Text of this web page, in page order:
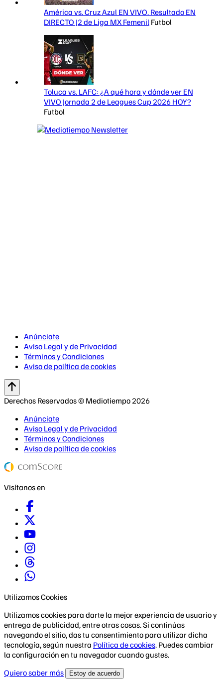
América vs. Cruz Azul EN VIVO. Resultado EN
DIRECTO J2 de Liga MX Femenil Futbol
Toluca vs. LAFC: ¿A qué hora y dónde ver EN
VIVO Jornada 2 de Leagues Cup 2026 HOY?
Futbol
Anúnciate
Aviso Legal y de Privacidad
Términos y Condiciones
Aviso de política de cookies
Derechos Reservados © Mediotiempo 2026
Anúnciate
Aviso Legal y de Privacidad
Términos y Condiciones
Aviso de política de cookies
Visítanos en
Utilizamos Cookies
Utilizamos cookies para darte la mejor experiencia de usuario y
entrega de publicidad, entre otras cosas. Si continúas
navegando el sitio, das tu consentimiento para utilizar dicha
tecnología, según nuestra Política de cookies. Puedes cambiar
la configuración en tu navegador cuando gustes.
Quiero saber más
Estoy de acuerdo